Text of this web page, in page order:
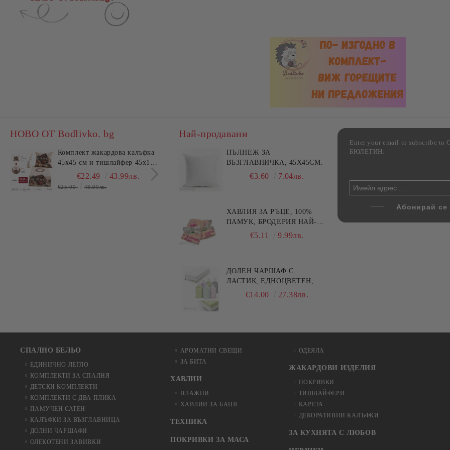
НОВО ОТ Bodlivko. bg
Комплект жакардова калъфка
45x45 см и тишлайфер 45x140
см – Къща с цветя
€22.49 43.99лв.
€25.00 48.90лв.
Комплект 2 стъклени тави за
печене от йенско стъкло,
Danny Home, 1.6 л и 3 л
€17.80 34.81лв.
Комплект 3 стъклени кутии
Най-продавани
ПЪЛНЕЖ ЗА
ВЪЗГЛАВНИЧКА, 45X45СМ.
€3.60 7.04лв.
ХАВЛИЯ ЗА РЪЦЕ, 100%
ПАМУК, БРОДЕРИЯ НАЙ-
ДОБАРАТА МАЙКА/БАБА ,
€5.11 9.99лв.
ДОЛЕН ЧАРШАФ С
ЛАСТИК, ЕДНОЦВЕТЕН,
100% ПАМУК, РАЗЛИЧНИ
€14.00 27.38лв.
Enter your email to subscribe
БЮЛЕТИН:
СПАЛНО БЕЛЬО
ЕДИНИЧНО ЛЕГЛО
КОМПЛЕКТИ ЗА СПАЛНЯ
ДЕТСКИ КОМПЛЕКТИ
КОМПЛЕКТИ С ДВА ПЛИКА
ПАМУЧЕН САТЕН
КАЛЪФКИ ЗА ВЪЗГЛАВНИЦА
ДОЛНИ ЧАРШАФИ
ОЛЕКОТЕНИ ЗАВИВКИ
АРОМАТНИ СВЕЩИ
ЗА БИТА
ХАВЛИИ
ПЛАЖНИ
ХАВЛИИ ЗА БАНЯ
ТЕХНИКА
ПОКРИВКИ ЗА МАСА
ОДЕЯЛА
ЖАКАРДОВИ ИЗДЕЛИЯ
ПОКРИВКИ
ТИШЛАЙФЕРИ
КАРЕТА
ДЕКОРАТИВНИ КАЛЪФКИ
ЗА КУХНЯТА С ЛЮБОВ